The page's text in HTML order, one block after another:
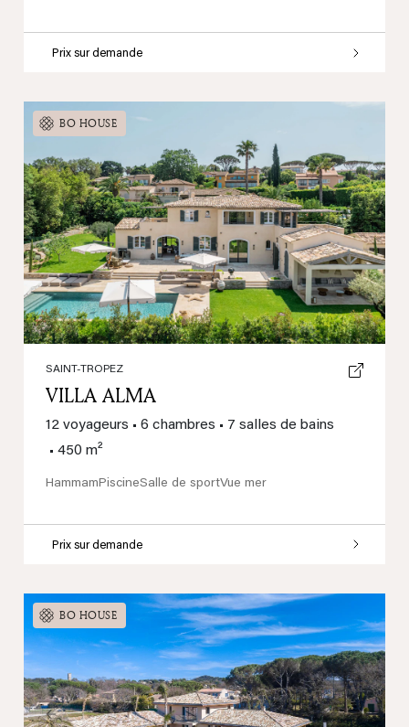
BO HOUSE
Prix sur demande
BO HOUSE
Previous Next
SAINT-TROPEZ
VILLA ALMA
12 voyageurs • 6 chambres • 7 salles de bains
• 450 m²
Hammam PiscineSalle de sportVue mer
Prix sur demande